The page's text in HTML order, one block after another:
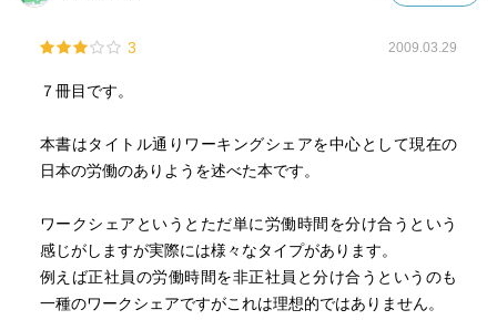
☆☆☆☆☆☆☆ 文章
☆☆☆☆☆☆☆ 冒険性
☆☆☆☆☆☆☆ 読後の個人的な満足度
読書の速度（時間がかかった・普通・一気に読んだ）
［ 関連図書 ］
3 2009.03.29
７冊目です。
本書はタイトル通りワーキングシェアを中心として現在の
日本の労働のありようを述べた本です。
ワークシェアというとただ単に労働時間を分け合うという
感じがしますが実際には様々なタイプがあります。
例えば正社員の労働時間を非正社員と分け合うというのも
一種のワークシェアですがこれは理想的ではありません。